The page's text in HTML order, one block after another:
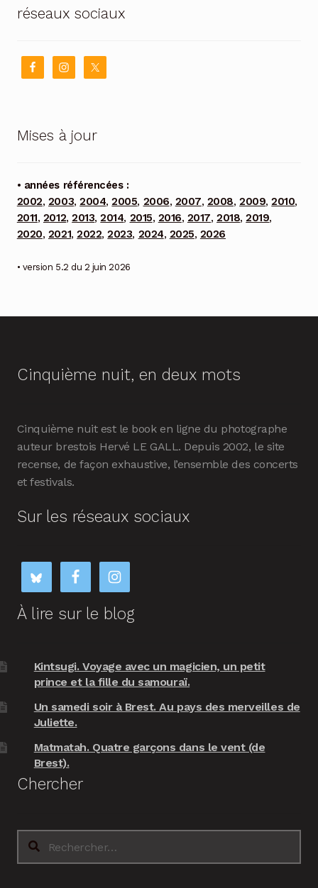
réseaux sociaux
Mises à jour
• années référencées :
2002, 2003,2004,2005, 2006, 2007, 2008,2009,2010,
2011, 2012,2013,2014, 2015, 2016, 2017,2018,2019,
2020, 2021,2022,2023, 2024, 2025, 2026
• version 5.2 du 2 juin 2026
Cinquième nuit, en deux mots
Cinquième nuit est le book en ligne du photographe
auteur brestois Hervé LE GALL. Depuis 2002, le site
recense, de façon exhaustive, l’ensemble des concerts
et festivals.
Sur les réseaux sociaux
À lire sur le blog
Kintsugi. Voyage avec un magicien, un petit
prince et la fille du samouraï.
Un samedi soir à Brest. Au pays des merveilles de
Juliette.
Matmatah. Quatre garçons dans le vent (de
Brest).
Chercher
Rechercher :